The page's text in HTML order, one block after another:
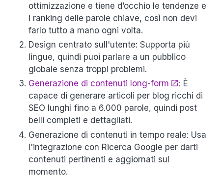
ottimizzazione e tiene d’occhio le tendenze e
i ranking delle parole chiave, così non devi
farlo tutto a mano ogni volta.
Design centrato sull'utente: Supporta più
lingue, quindi puoi parlare a un pubblico
globale senza troppi problemi.
Generazione di contenuti long-form
: È
capace di generare articoli per blog ricchi di
SEO lunghi fino a 6.000 parole, quindi post
belli completi e dettagliati.
Generazione di contenuti in tempo reale: Usa
l'integrazione con Ricerca Google per darti
contenuti pertinenti e aggiornati sul
momento.